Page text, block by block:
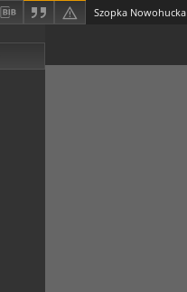
Szopka Nowohucka